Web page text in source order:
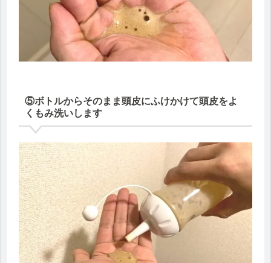
⑤ボトルからそのまま頭皮にふけかけて頭皮をよ
くもみ洗いします